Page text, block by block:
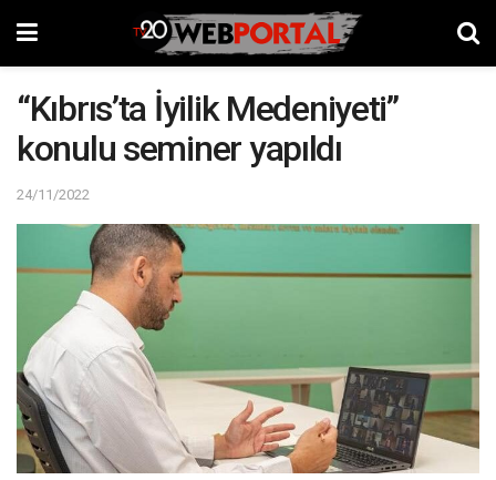
“Kıbrıs’ta İyilik Medeniyeti”
konulu seminer yapıldı
24/11/2022